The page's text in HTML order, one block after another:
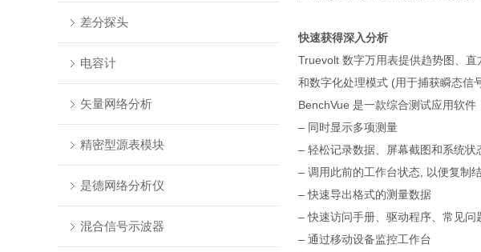
差分探头
电容计
矢量网络分析
精密型源表模块
是德网络分析仪
混合信号示波器
快速获得深入分析
Truevolt 数字万用表提供趋势图、
和数字化处理模式 (用于捕获瞬态信
BenchVue 是一款综合测试应用软件
– 同时显示多项测量
– 轻松记录数据、屏幕截图和系统状
– 调用此前的工作台状态, 以便复制
– 快速导出格式的测量数据
– 快速访问手册、驱动程序、常见问
– 通过移动设备监控工作台